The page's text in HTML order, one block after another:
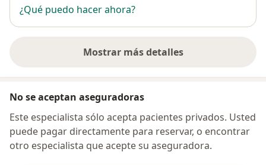
¿Qué puedo hacer ahora?
Mostrar más detalles
sobre la dirección
No se aceptan aseguradoras
Este especialista sólo acepta pacientes privados. Usted
puede pagar directamente para reservar, o encontrar
otro especialista que acepte su aseguradora.